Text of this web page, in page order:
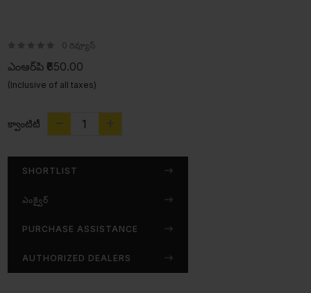
0 రివ్యూస్
ఎంఆర్‌పి ₹650.00
(Inclusive of all taxes)
క్వాంటిటీ
SHORTLIST
ఎంక్వైర్
PURCHASE ASSISTANCE
AUTHORIZED DEALERS